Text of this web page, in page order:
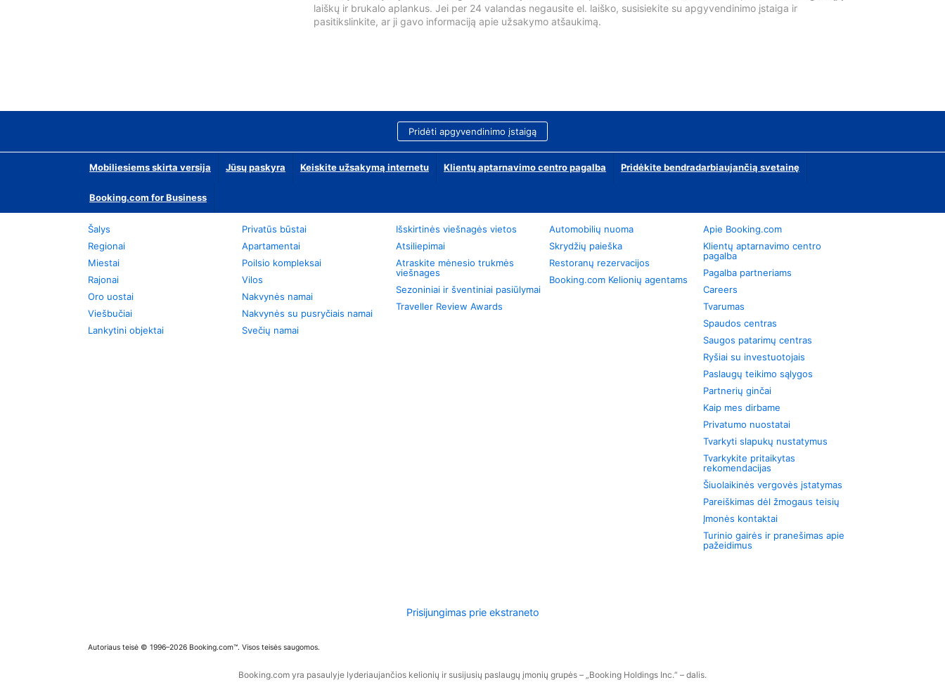
laiškų ir brukalo aplankus. Jei per 24 valandas negausite el. laiško, susisiekite su apgyvendinimo įstaiga ir
pasitikslinkite, ar ji gavo informaciją apie užsakymo atšaukimą.
Pridėti apgyvendinimo įstaigą
Mobiliesiems skirta versija Jūsų paskyra Keiskite užsakymą internetu Klientų aptarnavimo centro pagalba Pridėkite bendradarbiaujančią svetainę
Booking.com for Business
Šalys
Regionai
Miestai
Rajonai
Oro uostai
Viešbučiai
Lankytini objektai
Privatūs būstai
Apartamentai
Poilsio kompleksai
Vilos
Nakvynės namai
Nakvynės su pusryčiais namai
Svečių namai
Išskirtinės viešnagės vietos
Atsiliepimai
Atraskite mėnesio trukmės
viešnages
Sezoniniai ir šventiniai pasiūlymai
Traveller Review Awards
Automobilių nuoma
Skrydžių paieška
Restoranų rezervacijos
Booking.com Kelionių agentams
Apie Booking.com
Klientų aptarnavimo centro
pagalba
Pagalba partneriams
Careers
Tvarumas
Spaudos centras
Saugos patarimų centras
Ryšiai su investuotojais
Paslaugų teikimo sąlygos
Partnerių ginčai
Kaip mes dirbame
Privatumo nuostatai
Tvarkyti slapukų nustatymus
Tvarkykite pritaikytas
rekomendacijas
Šiuolaikinės vergovės įstatymas
Pareiškimas dėl žmogaus teisių
Įmonės kontaktai
Turinio gairės ir pranešimas apie
pažeidimus
Prisijungimas prie ekstraneto
Autoriaus teisė © 1996–2026 Booking.com™. Visos teisės saugomos.
Booking.com yra pasaulyje lyderiaujančios kelionių ir susijusių paslaugų įmonių grupės – „Booking Holdings Inc.“ – dalis.